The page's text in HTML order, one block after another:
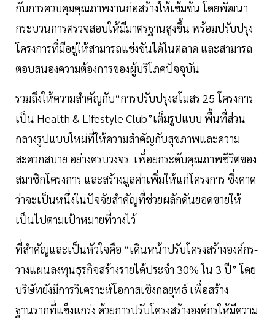
กับการควบคุมคุณภาพงานก่อสร้างให้เข้มข้น โดยพัฒนา
กระบวนการตรวจสอบให้มีมาตรฐานสูงขึ้น พร้อมปรับปรุง
โครงการที่มีอยู่ให้สามารถแข่งขันได้ในตลาด และสามารถ
ตอบสนองความต้องการของผู้บริโภคปัจจุบัน
รวมถึงให้ความสำคัญกับ“การปรับปรุงสโมสร 25 โครงการ
เป็น Health & Lifestyle Club”เต็มรูปแบบ พื้นที่ส่วน
กลางรูปแบบใหม่ที่ให้ความสำคัญกับสุขภาพและความ
สะดวกสบาย อย่างครบวงจร เพื่อยกระดับคุณภาพชีวิตของ
สมาชิกโครงการ และสร้างมูลค่าเพิ่มให้แก่โครงการ ซึ่งคาด
ว่าจะเป็นหนึ่งในปัจจัยสำคัญที่ช่วยผลักดันยอดขายให้
เป็นไปตามเป้าหมายที่วางไว้
ที่สำคัญและเป็นหัวใจคือ “เดินหน้าปรับโครงสร้างองค์กร-
วางแผนลงทุนธุรกิจสร้างรายได้ประจำ 30% ใน 3 ปี” โดย
บริษัทยังมีการวิเคราะห์โอกาสเชิงกลยุทธ์ เพื่อสร้าง
ฐานรากที่แข็งแกร่ง ด้วยการปรับโครงสร้างองค์กรให้มีความ